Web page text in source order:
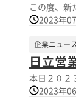
2023年
日立営
企業ニュー
2023年